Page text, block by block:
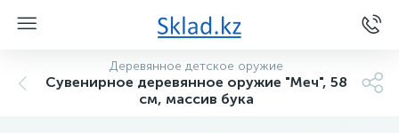
Деревянное детское оружие
Сувенирное деревянное оружие "Меч", 58
см, массив бука